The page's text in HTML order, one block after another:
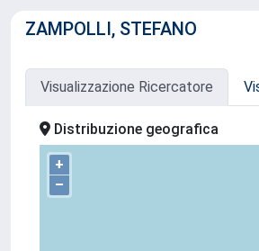
ZAMPOLLI, STEFANO
Visualizzazione Ricercatore
Distribuzione geografica
+
–